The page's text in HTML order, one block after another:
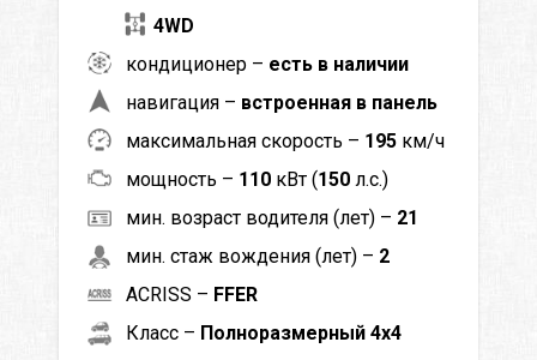
4WD
кондиционер – есть в наличии
навигация – встроенная в панель
максимальная скорость – 195 км/ч
мощность – 110 кВт (150 л.с.)
мин. возраст водителя (лет) – 21
мин. стаж вождения (лет) – 2
ACRISS – FFER
Класс – Полноразмерный 4x4